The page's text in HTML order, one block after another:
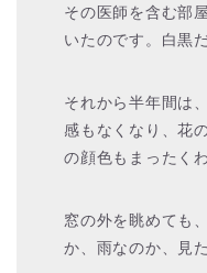
その医師を含む部
いたのです。白黒
それから半年間は
感もなくなり、花
の顔色もまったく
窓の外を眺めても
か、雨なのか、見